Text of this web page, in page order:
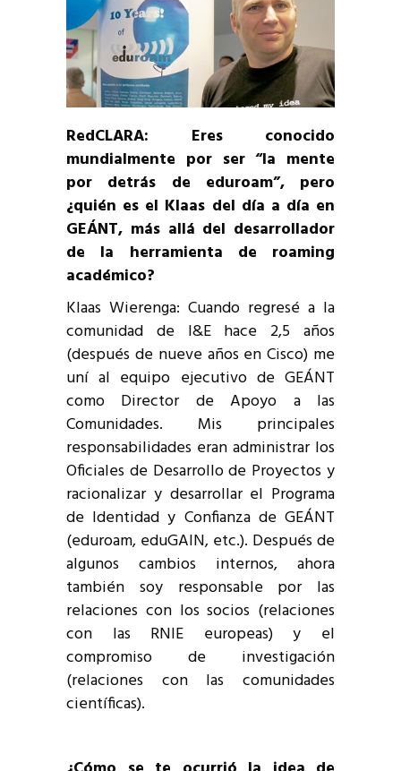
RedCLARA: Eres conocido
mundialmente por ser “la mente
por detrás de eduroam”, pero
¿quién es el Klaas del día a día en
GEÁNT, más allá del desarrollador
de la herramienta de roaming
académico?
Klaas Wierenga: Cuando regresé a la
comunidad de I&E hace 2,5 años
(después de nueve años en Cisco) me
uní al equipo ejecutivo de GEÁNT
como Director de Apoyo a las
Comunidades. Mis principales
responsabilidades eran administrar los
Oficiales de Desarrollo de Proyectos y
racionalizar y desarrollar el Programa
de Identidad y Confianza de GEÁNT
(eduroam, eduGAIN, etc.). Después de
algunos cambios internos, ahora
también soy responsable por las
relaciones con los socios (relaciones
con las RNIE europeas) y el
compromiso de investigación
(relaciones con las comunidades
científicas).